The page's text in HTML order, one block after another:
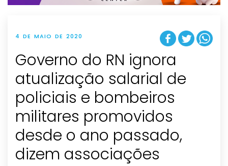
4 DE MAIO DE 2020
Governo do RN ignora
atualização salarial de
policiais e bombeiros
militares promovidos
desde o ano passado,
dizem associações